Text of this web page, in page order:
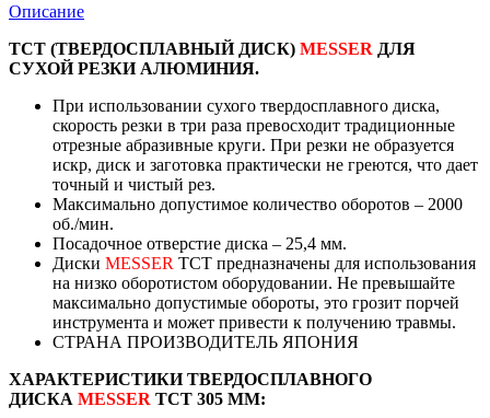
Описание
ТСТ (ТВЕРДОСПЛАВНЫЙ ДИСК) MESSER ДЛЯ
СУХОЙ РЕЗКИ АЛЮМИНИЯ.
При использовании сухого твердосплавного диска,
скорость резки в три раза превосходит традиционные
отрезные абразивные круги. При резки не образуется
искр, диск и заготовка практически не греются, что дает
точный и чистый рез.
Максимально допустимое количество оборотов – 2000
об./мин.
Посадочное отверстие диска – 25,4 мм.
Диски MESSER ТСТ предназначены для использования
на низко оборотистом оборудовании. Не превышайте
максимально допустимые обороты, это грозит порчей
инструмента и может привести к получению травмы.
СТРАНА ПРОИЗВОДИТЕЛЬ ЯПОНИЯ
ХАРАКТЕРИСТИКИ ТВЕРДОСПЛАВНОГО
ДИСКА MESSER TCT 305 ММ: